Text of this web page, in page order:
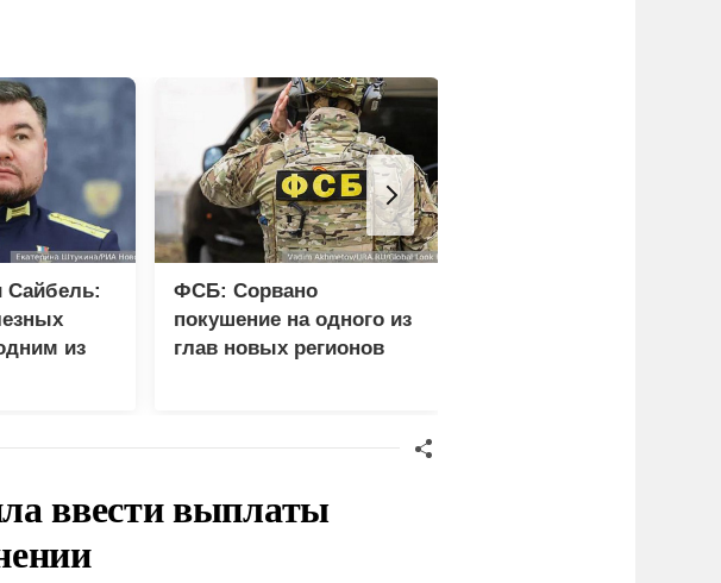
Сайбель:
из
ФСБ: Сорвано
покушение на одного из
глав новых регионов
ввести выплаты